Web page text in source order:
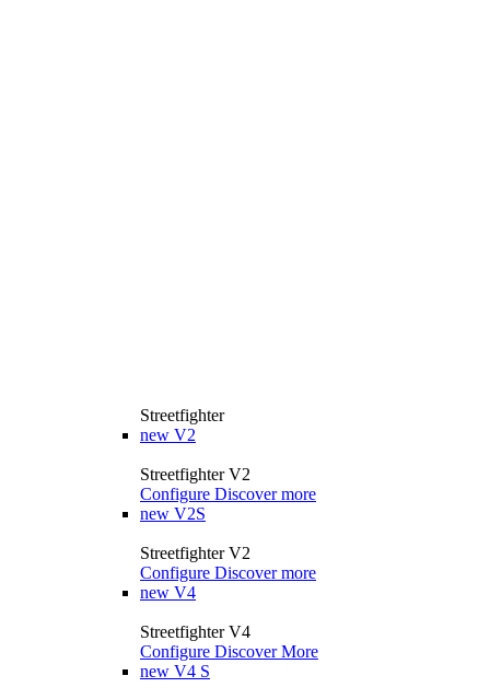
Streetfighter
new V2
Streetfighter V2
Configure Discover more
new V2S
Streetfighter V2
Configure Discover more
new V4
Streetfighter V4
Configure Discover More
new V4 S